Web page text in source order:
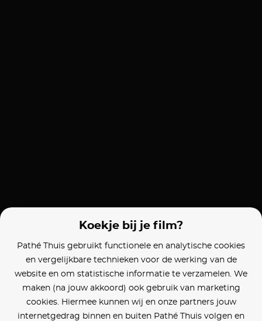
Koekje bij je film?
Pathé Thuis gebruikt functionele en analytische cookies
en vergelijkbare technieken voor de werking van de
website en om statistische informatie te verzamelen. We
maken (na jouw akkoord) ook gebruik van marketing
cookies. Hiermee kunnen wij en onze partners jouw
internetgedrag binnen en buiten Pathé Thuis volgen en